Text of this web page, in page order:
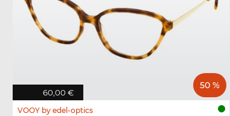
60,00 €
50 %
VOOY by edel-optics